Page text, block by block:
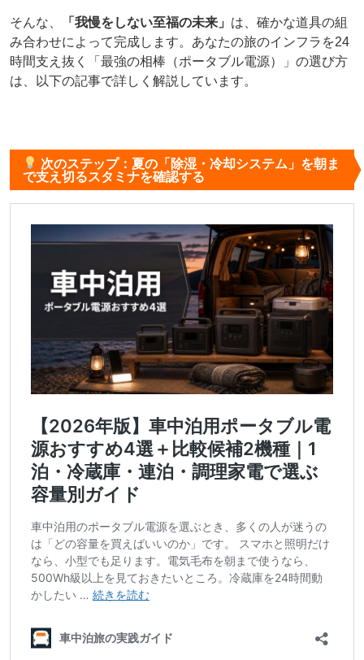
そんな、 「我慢をしない至福の未来」 は、確かな道具の組
み合わせによって完成します。あなたの旅のインフラを24
時間支え抜く「最強の相棒（ポータブル電源）」の選び方
は、以下の記事で詳しく解説しています。
次のステップ：夏の「除湿・冷却システム」を朝ま
で支え切るスタミナを確認する